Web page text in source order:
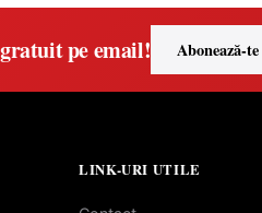
pe email! Abonează-te
LINK-URI UTILE